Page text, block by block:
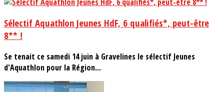
Sélectif Aquathlon Jeunes HdF, 6 qualifiés*, peut-être
8** !
Se tenait ce samedi 14 juin à Gravelines le sélectif Jeunes
d'Aquathlon pour la Région...